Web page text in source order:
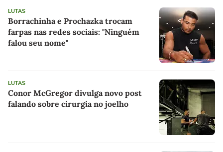
LUTAS
Borrachinha e Prochazka trocam
farpas nas redes sociais: "Ninguém
falou seu nome"
LUTAS
Conor McGregor divulga novo post
falando sobre cirurgia no joelho